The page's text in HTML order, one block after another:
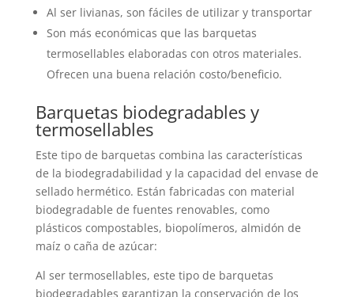
Al ser livianas, son fáciles de utilizar y transportar
Son más económicas que las barquetas
termosellables elaboradas con otros materiales.
Ofrecen una buena relación costo/beneficio.
Barquetas biodegradables y
termosellables
Este tipo de barquetas combina las características
de la biodegradabilidad y la capacidad del envase de
sellado hermético. Están fabricadas con material
biodegradable de fuentes renovables, como
plásticos compostables, biopolímeros, almidón de
maíz o caña de azúcar:
Al ser termosellables, este tipo de barquetas
biodegradables garantizan la conservación de los